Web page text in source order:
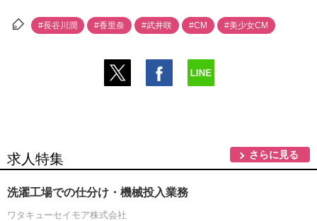
#長谷川潤 #香里奈 #武井咲 #CM #美少女CM
求人特集 さらに見る
洗濯工場での仕分け・機械投入業務
ワタキューセイモア株式会社